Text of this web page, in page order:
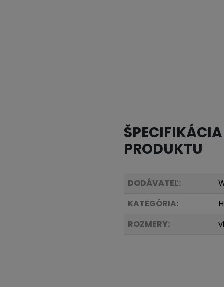
ŠPECIFIKÁCIA
PRODUKTU
DODÁVATEĽ:
KATEGÓRIA:
ROZMERY: